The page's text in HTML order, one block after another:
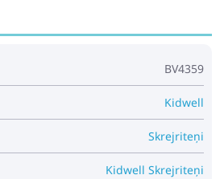
Princess Fashion Core
Asst. Jasmine Lelle HLW12
BV4359
Kidwell
Skrejriteņi
Kidwell Skrejriteņi